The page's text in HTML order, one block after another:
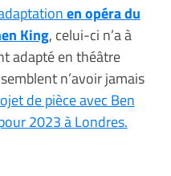
en opéra du
King, celui-ci n’a à
adapté en théâtre
n’avoir jamais
de pièce avec Ben
2023 à Londres.